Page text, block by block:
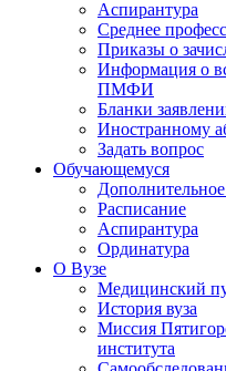
Аспирантура
Среднее
Приказы о
Информация о
ПМФИ
Бланки
Иностранному
Задать вопрос
Обучающемуся
Расписание
Аспирантура
Ординатура
О Вузе
Медицинский
История вуза
Миссия
института